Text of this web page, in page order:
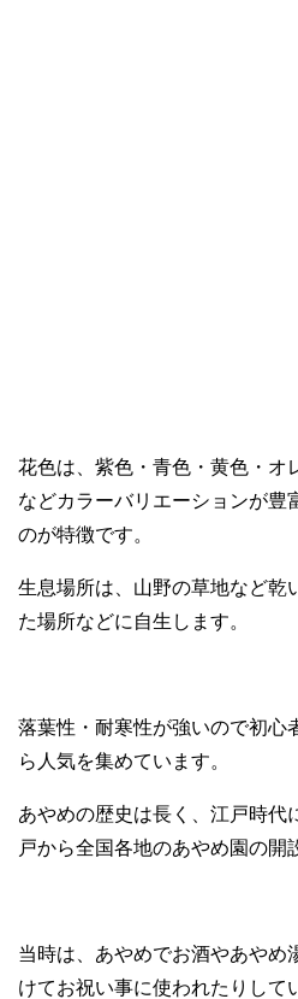
花色は、紫色・青色・黄色・オ
などカラーバリエーションが豊
のが特徴です。
生息場所は、山野の草地など乾
た場所などに自生します。
落葉性・耐寒性が強いので初心
ら人気を集めています。
あやめの歴史は長く、江戸時代
戸から全国各地のあやめ園の開
当時は、あやめでお酒やあやめ
けてお祝い事に使われたりして